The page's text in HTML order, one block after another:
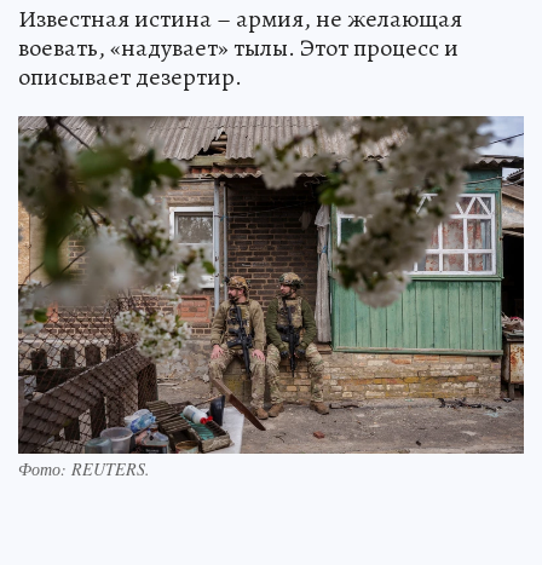
Известная истина – армия, не желающая
воевать, «надувает» тылы. Этот процесс и
описывает дезертир.
Фото: REUTERS.